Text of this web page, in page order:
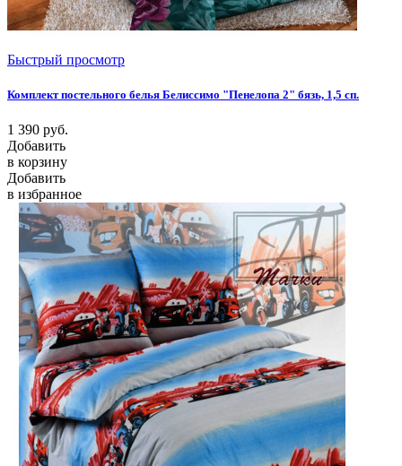
Быстрый просмотр
Комплект постельного белья Белиссимо "Пенелопа 2" бязь, 1,5 сп.
1 390 руб.
Добавить
в корзину
Добавить
в избранное